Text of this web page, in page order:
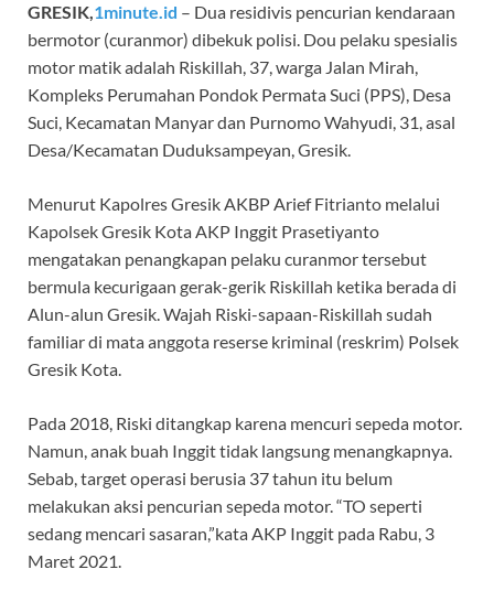
GRESIK,1minute.id – Dua residivis pencurian kendaraan
bermotor (curanmor) dibekuk polisi. Dou pelaku spesialis
motor matik adalah Riskillah, 37, warga Jalan Mirah,
Kompleks Perumahan Pondok Permata Suci (PPS), Desa
Suci, Kecamatan Manyar dan Purnomo Wahyudi, 31, asal
Desa/Kecamatan Duduksampeyan, Gresik.
Menurut Kapolres Gresik AKBP Arief Fitrianto melalui
Kapolsek Gresik Kota AKP Inggit Prasetiyanto
mengatakan penangkapan pelaku curanmor tersebut
bermula kecurigaan gerak-gerik Riskillah ketika berada di
Alun-alun Gresik. Wajah Riski-sapaan-Riskillah sudah
familiar di mata anggota reserse kriminal (reskrim) Polsek
Gresik Kota.
Pada 2018, Riski ditangkap karena mencuri sepeda motor.
Namun, anak buah Inggit tidak langsung menangkapnya.
Sebab, target operasi berusia 37 tahun itu belum
melakukan aksi pencurian sepeda motor. “TO seperti
sedang mencari sasaran,”kata AKP Inggit pada Rabu, 3
Maret 2021.